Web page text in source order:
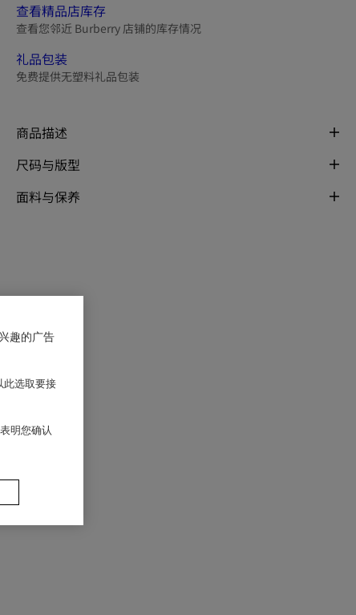
查看精品店库存
查看您邻近 Burberry 店铺的库存情况
礼品包装
免费提供无塑料礼品包装
商品描述
尺码与版型
面料与保养
趣的广告
此选取要接
明您确认